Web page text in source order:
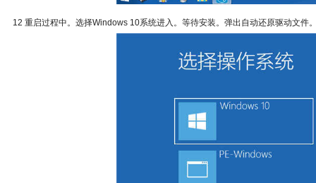
12 重启过程中。选择Windows 10系统进入。等待安装。弹出自动还原驱动文件